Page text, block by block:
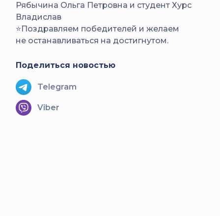
Рябычина Ольга Петровна и студент Хурс
Владислав
⭐️Поздравляем победителей и желаем
не останавливаться на достигнутом.
Поделиться новостью
Telegram
Viber